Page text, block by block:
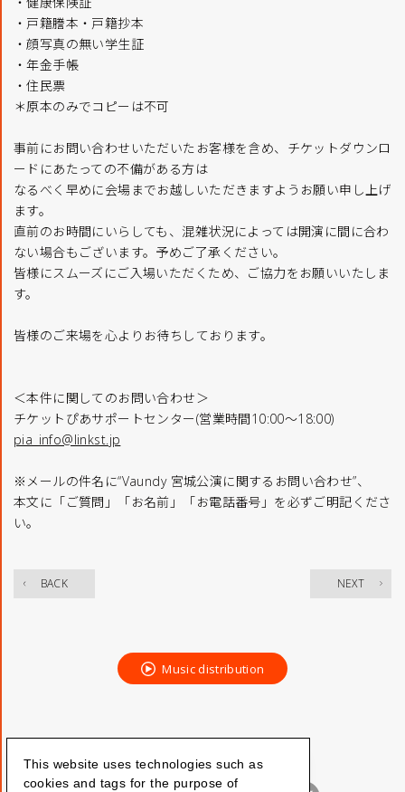
This website uses technologies such as
cookies and tags for the purpose of
・戸籍謄本・戸籍抄本
・顔写真の無い学生証
・年金手帳
・住民票
＊原本のみでコピーは不可
事前にお問い合わせいただいたお客様を含め、チケットダウンロ
ードにあたっての不備がある方は
なるべく早めに会場までお越しいただきますようお願い申し上げ
ます。
直前のお時間にいらしても、混雑状況によっては開演に間に合わ
ない場合もございます。予めご了承ください。
皆様にスムーズにご入場いただくため、ご協力をお願いいたしま
す。
皆様のご来場を心よりお待ちしております。
＜本件に関してのお問い合わせ＞
チケットぴあサポートセンター(営業時間10:00～18:00)
pia_info@linkst.jp
※メールの件名に“Vaundy 宮城公演に関するお問い合わせ”、
本文に「ご質問」「お名前」「お電話番号」を必ずご明記くださ
い。
BACK NEXT
Music distribution